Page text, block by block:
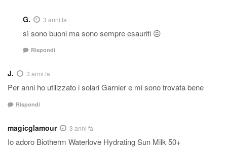
G. 3 anni fa
sì sono buoni ma sono sempre esauriti 😣
Rispondi
J. 3 anni fa
Per anni ho utilizzato i solari Garnier e mi sono trovata bene
Rispondi
magicglamour 3 anni fa
Io adoro Biotherm Waterlove Hydrating Sun Milk 50+